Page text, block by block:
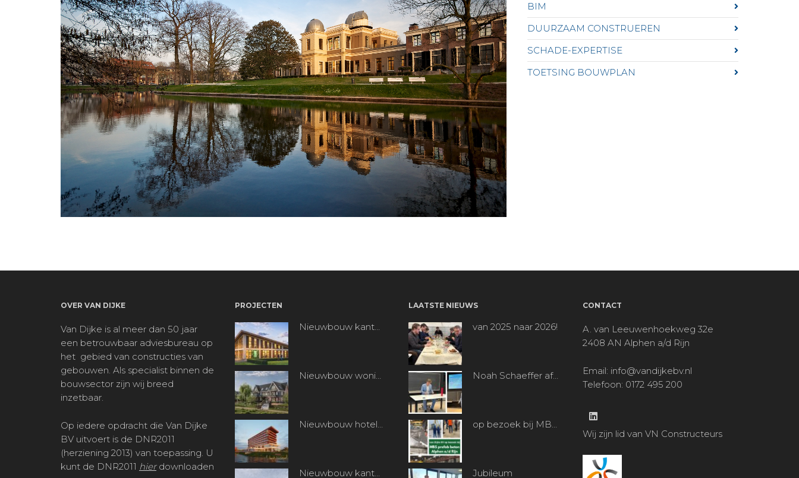
BIM
DUURZAAM CONSTRUEREN
SCHADE-EXPERTISE
TOETSING BOUWPLAN
OVER VAN DIJKE
Van Dijke is al meer dan 50 jaar
een betrouwbaar adviesbureau op
het gebied van constructies van
gebouwen. Als specialist binnen de
bouwsector zijn wij breed
inzetbaar.
Op iedere opdracht die Van Dijke
BV uitvoert is de DNR2011
(herziening 2013) van toepassing. U
kunt de DNR2011 hierdownloaden
PROJECTEN
Nieuwbouw kantoorpand “Bentpoort” te Benthuizen
Nieuwbouw woningen Koetshuisplantsoen te Nieuwkoop
Nieuwbouw kantoren en machinefabriek te Heerjansdam
LAATSTE NIEUWS
van 2025 naar 2026!
Noah Schaeffer afgestudeerd!
Jubileum
CONTACT
A. van Leeuwenhoekweg 32e
2408 AN Alphen a/d Rijn
Email: info@vandijkebv.nl
Telefoon: 0172 495 200
Wij zijn lid van VN Constructeurs